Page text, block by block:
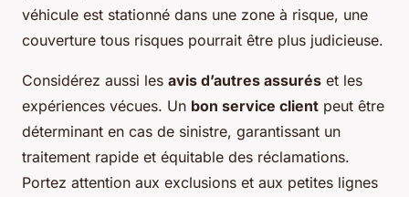
véhicule est stationné dans une zone à risque, une
couverture tous risques pourrait être plus judicieuse.
Considérez aussi les avis d’autres assurés et les
expériences vécues. Un bon service client peut être
déterminant en cas de sinistre, garantissant un
traitement rapide et équitable des réclamations.
Portez attention aux exclusions et aux petites lignes